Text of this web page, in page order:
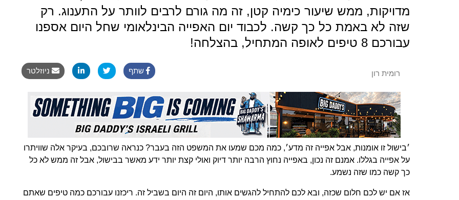
מדויקות, ממש שיעור כימיה קטן, זה מה גורם לרבים לוותר על התענוג. רק
שזה לא באמת כל כך קשה. לכבוד יום האפייה הבינלאומי שחל היום אספנו
עבורכם 8 טיפים לאופה המתחיל, בהצלחה!
רומית רון
׳בישול זו אומנות, אבל אפייה זה מדע׳, כמה מכם שמעו את המשפט הזה בעבר? כנראה שרובכם, בעיקר אלה שוויתרו
על אפייה בגללו. אמנם זה נכון, באפייה נחוץ הרבה יותר דיוק ואולי קצת יותר ידע מאשר בבישול, אבל זה ממש לא כל
כך קשה כמו שזה נשמע.
אז אם יש לכם חלום שכזה, ובא לכם להתחיל להגשים אותו, היום זה היום בשביל זה. ריכזנו עבורכם כמה טיפים שאתם